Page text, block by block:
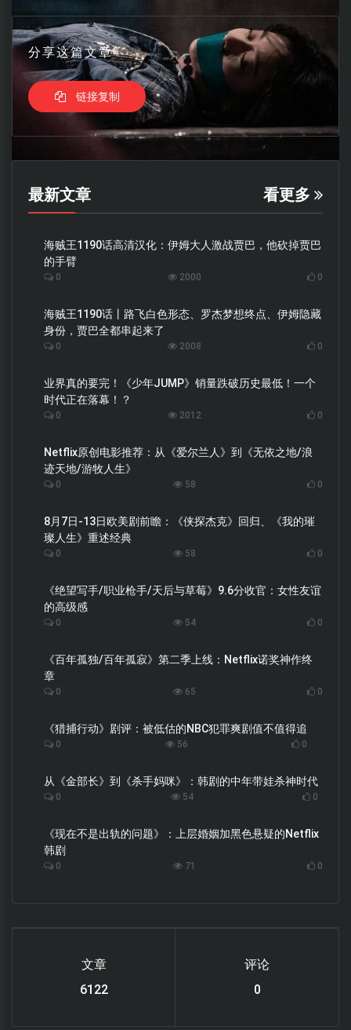
分享这篇文章
链接复制
最新文章 看更多
海贼王1190话高清汉化：伊姆大人激战贾巴，他砍掉贾巴
的手臂
0 2000 0
海贼王1190话丨路飞白色形态、罗杰梦想终点、伊姆隐藏
身份，贾巴全都串起来了
0 2008 0
业界真的要完！《少年JUMP》销量跌破历史最低！一个
时代正在落幕！？
0 2012 0
Netflix原创电影推荐：从《爱尔兰人》到《无依之地/浪
迹天地/游牧人生》
0 58 0
8月7日-13日欧美剧前瞻：《侠探杰克》回归、《我的璀
璨人生》重述经典
0 58 0
《绝望写手/职业枪手/天后与草莓》9.6分收官：女性友谊
的高级感
0 54 0
《百年孤独/百年孤寂》第二季上线：Netflix诺奖神作终
章
0 65 0
《猎捕行动》剧评：被低估的NBC犯罪爽剧值不值得追
0 56 0
从《金部长》到《杀手妈咪》：韩剧的中年带娃杀神时代
0 54 0
《现在不是出轨的问题》：上层婚姻加黑色悬疑的Netflix
韩剧
0 71 0
文章
6122
评论
0